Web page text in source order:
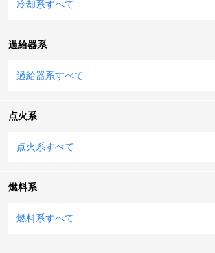
冷却系すべて
過給器系
過給器系すべて
点火系
点火系すべて
燃料系
燃料系すべて